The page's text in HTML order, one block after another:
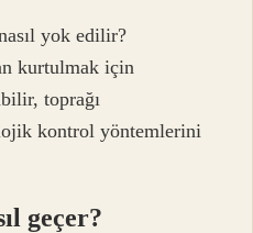
yok edilir?
kurtulmak için
toprağı
kontrol yöntemlerini
geçer?